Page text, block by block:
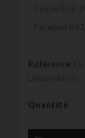
Référence
Quantité